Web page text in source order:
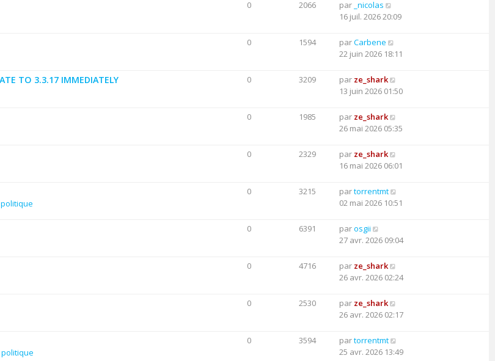
0 2066 par _nicolas
16 juil. 2026 20:09
0 1594 parCarbene
22 juin 2026 18:11
TO 3.3.17 IMMEDIATELY 0 3209 par ze_shark
13 juin 2026 01:50
0 1985 par ze_shark
26 mai 2026 05:35
0 2329 par ze_shark
16 mai 2026 06:01
0 3215 partorrentmt
02 mai 2026 10:51
0 6391 parosgii
27 avr. 2026 09:04
0 4716 par ze_shark
26 avr. 2026 02:24
0 2530 par ze_shark
26 avr. 2026 02:17
0 3594 partorrentmt
25 avr. 2026 13:49